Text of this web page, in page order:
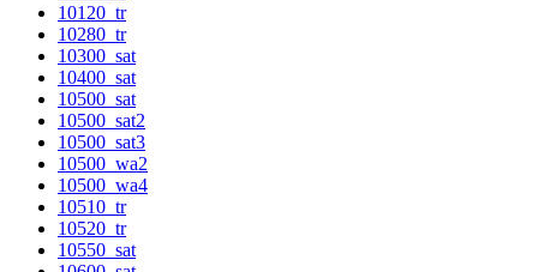
10120_tr
10280_tr
10300_sat
10400_sat
10500_sat
10500_sat2
10500_sat3
10500_wa2
10500_wa4
10510_tr
10520_tr
10550_sat